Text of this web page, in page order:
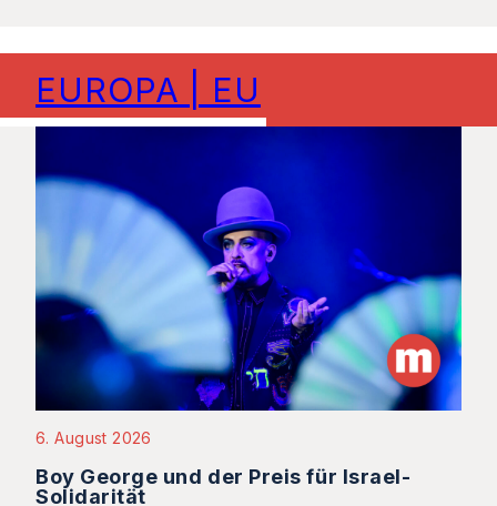
EUROPA | EU
6. August 2026
Boy George und der Preis für Israel-
Solidarität